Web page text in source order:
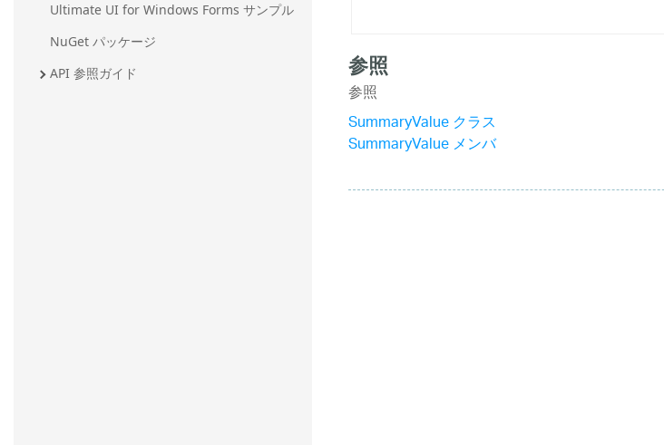
Ultimate UI for Windows Forms サンプル
NuGet パッケージ
API 参照ガイド
参照
参照
SummaryValue クラス
SummaryValue メンバ